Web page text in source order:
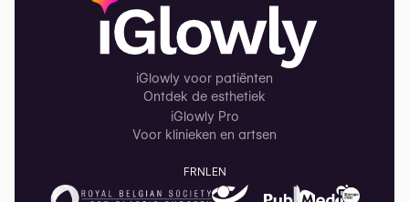
iGlowly voor patiënten
Ontdek de esthetiek
iGlowly Pro
Voor klinieken en artsen
FRNL EN